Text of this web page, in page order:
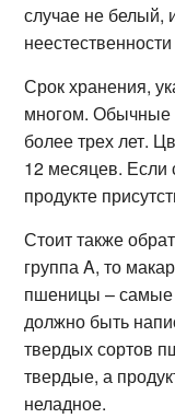
случае не белый,
Срок хранения,
многом. Обычные
более трех лет.
12 месяцев. Если
продукте
Стоит также
группа A, то
пшеницы – самые
должно быть
твердых сортов
твердые, а
неладное.